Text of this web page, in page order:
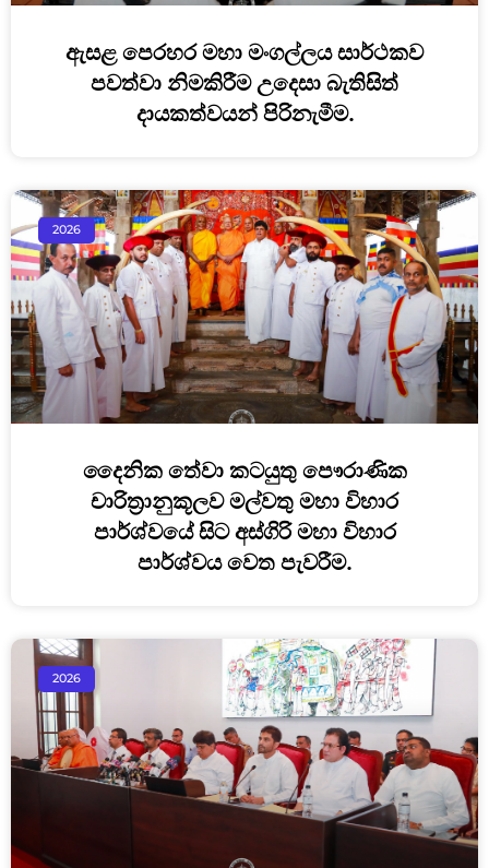
ඇසළ පෙරහර මහා මංගල්ලය සාර්ථකව
පවත්වා නිමකිරීම උදෙසා බැතිසිත්
දායකත්වයන් පිරිනැමීම.
2026
දෛනික තේවා කටයුතු පෞරාණික
චාරිත්‍රානුකූලව මල්වතු මහා විහාර
පාර්ශ්වයේ සිට අස්ගිරි මහා විහාර
පාර්ශ්වය වෙත පැවරීම.
2026